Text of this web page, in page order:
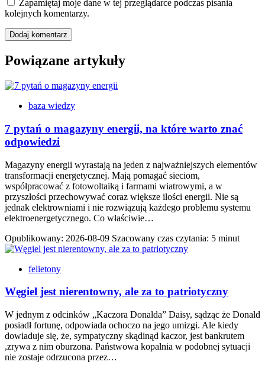
Zapamiętaj moje dane w tej przeglądarce podczas pisania
kolejnych komentarzy.
Powiązane artykuły
baza wiedzy
7 pytań o magazyny energii, na które warto znać
odpowiedzi
Magazyny energii wyrastają na jeden z najważniejszych elementów
transformacji energetycznej. Mają pomagać sieciom,
współpracować z fotowoltaiką i farmami wiatrowymi, a w
przyszłości przechowywać coraz większe ilości energii. Nie są
jednak elektrowniami i nie rozwiązują każdego problemu systemu
elektroenergetycznego. Co właściwie…
Opublikowany: 2026-08-09 Szacowany czas czytania: 5 minut
felietony
Węgiel jest nierentowny, ale za to patriotyczny
W jednym z odcinków „Kaczora Donalda” Daisy, sądząc że Donald
posiadł fortunę, odpowiada ochoczo na jego umizgi. Ale kiedy
dowiaduje się, że, sympatyczny skądinąd kaczor, jest bankrutem
,zrywa z nim oburzona. Państwowa kopalnia w podobnej sytuacji
nie zostaje odrzucona przez…